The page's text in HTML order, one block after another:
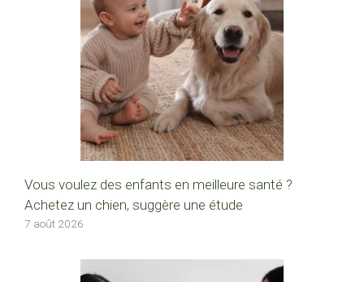
Vous voulez des enfants en meilleure santé ?
Achetez un chien, suggère une étude
7 août 2026